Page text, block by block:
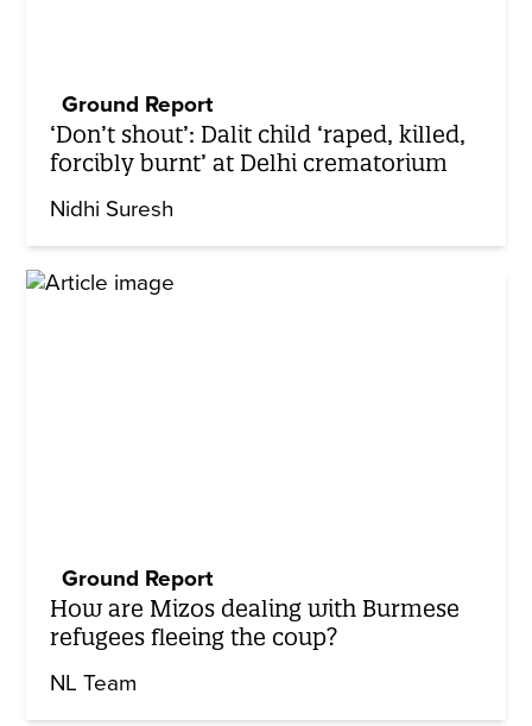
Ground Report
‘Don’t shout’: Dalit child ‘raped, killed,
forcibly burnt’ at Delhi crematorium
Nidhi Suresh
Ground Report
How are Mizos dealing with Burmese
refugees fleeing the coup?
NL Team